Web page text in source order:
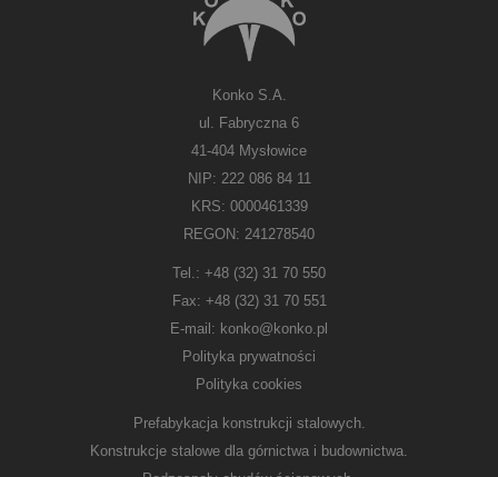
Konko S.A.
ul. Fabryczna 6
41-404 Mysłowice
NIP: 222 086 84 11
KRS: 0000461339
REGON: 241278540
Tel.: +48 (32) 31 70 550
Fax: +48 (32) 31 70 551
E-mail: konko@konko.pl
Polityka prywatności
Polityka cookies
Prefabykacja konstrukcji stalowych.
Konstrukcje stalowe dla górnictwa i budownictwa.